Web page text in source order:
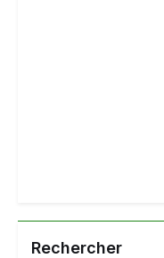
Rechercher